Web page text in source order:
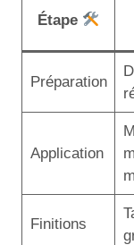
Étape
Préparation
Application
Finitions